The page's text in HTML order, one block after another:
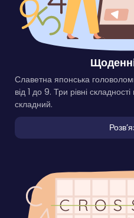
Славетна японська
від 1 до 9. Три рівні
складний.